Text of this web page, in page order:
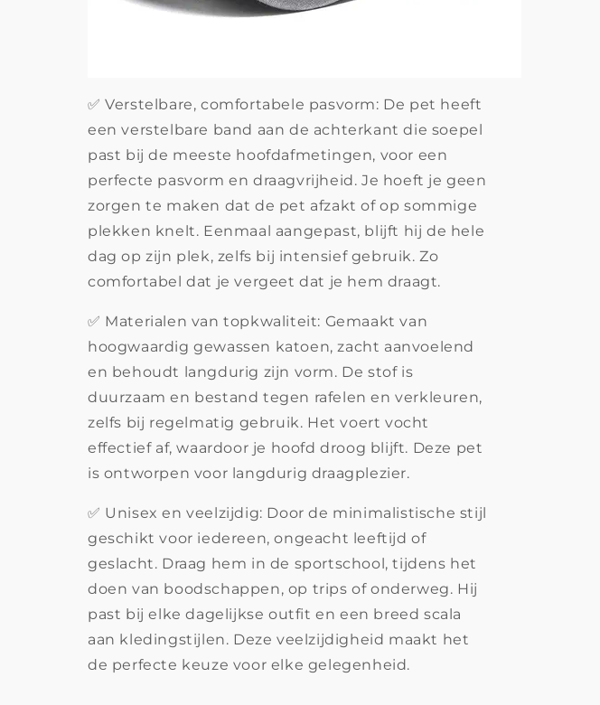
✅ Verstelbare, comfortabele pasvorm: De pet heeft
een verstelbare band aan de achterkant die soepel
past bij de meeste hoofdafmetingen, voor een
perfecte pasvorm en draagvrijheid. Je hoeft je geen
zorgen te maken dat de pet afzakt of op sommige
plekken knelt. Eenmaal aangepast, blijft hij de hele
dag op zijn plek, zelfs bij intensief gebruik. Zo
comfortabel dat je vergeet dat je hem draagt.
✅ Materialen van topkwaliteit: Gemaakt van
hoogwaardig gewassen katoen, zacht aanvoelend
en behoudt langdurig zijn vorm. De stof is
duurzaam en bestand tegen rafelen en verkleuren,
zelfs bij regelmatig gebruik. Het voert vocht
effectief af, waardoor je hoofd droog blijft. Deze pet
is ontworpen voor langdurig draagplezier.
✅ Unisex en veelzijdig: Door de minimalistische stijl
geschikt voor iedereen, ongeacht leeftijd of
geslacht. Draag hem in de sportschool, tijdens het
doen van boodschappen, op trips of onderweg. Hij
past bij elke dagelijkse outfit en een breed scala
aan kledingstijlen. Deze veelzijdigheid maakt het
de perfecte keuze voor elke gelegenheid.